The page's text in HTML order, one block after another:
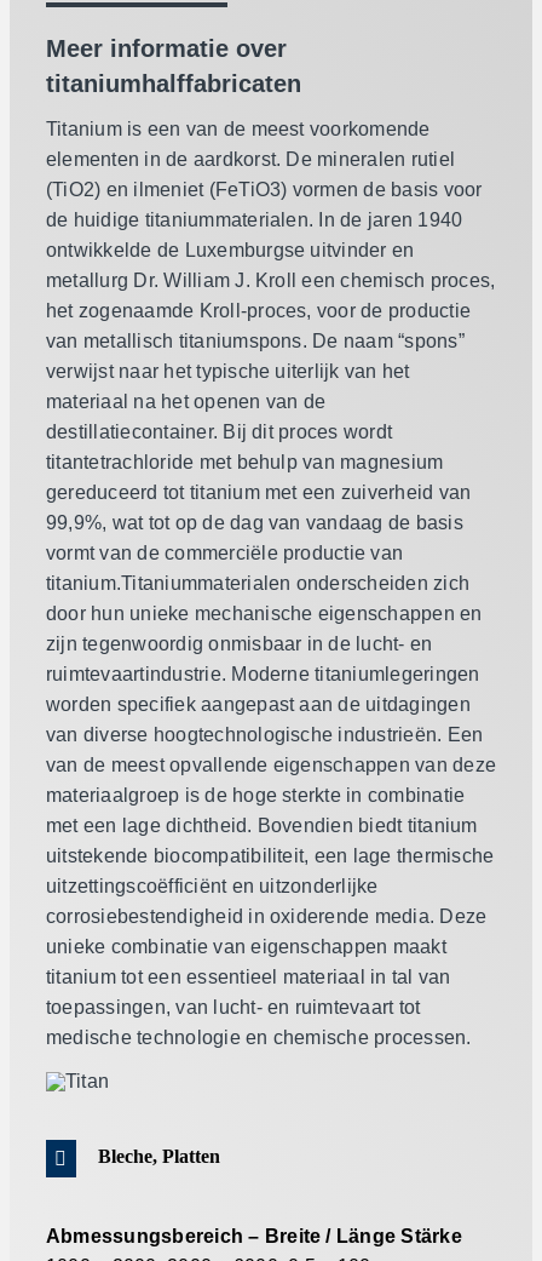
Meer informatie over
titaniumhalffabricaten
Titanium is een van de meest voorkomende
elementen in de aardkorst. De mineralen rutiel
(TiO2) en ilmeniet (FeTiO3) vormen de basis voor
de huidige titaniummaterialen. In de jaren 1940
ontwikkelde de Luxemburgse uitvinder en
metallurg Dr. William J. Kroll een chemisch proces,
het zogenaamde Kroll-proces, voor de productie
van metallisch titaniumspons. De naam “spons”
verwijst naar het typische uiterlijk van het
materiaal na het openen van de
destillatiecontainer. Bij dit proces wordt
titantetrachloride met behulp van magnesium
gereduceerd tot titanium met een zuiverheid van
99,9%, wat tot op de dag van vandaag de basis
vormt van de commerciële productie van
titanium.Titaniummaterialen onderscheiden zich
door hun unieke mechanische eigenschappen en
zijn tegenwoordig onmisbaar in de lucht- en
ruimtevaartindustrie. Moderne titaniumlegeringen
worden specifiek aangepast aan de uitdagingen
van diverse hoogtechnologische industrieën. Een
van de meest opvallende eigenschappen van deze
materiaalgroep is de hoge sterkte in combinatie
met een lage dichtheid. Bovendien biedt titanium
uitstekende biocompatibiliteit, een lage thermische
uitzettingscoëfficiënt en uitzonderlijke
corrosiebestendigheid in oxiderende media. Deze
unieke combinatie van eigenschappen maakt
titanium tot een essentieel materiaal in tal van
toepassingen, van lucht- en ruimtevaart tot
medische technologie en chemische processen.
Bleche, Platten
Abmessungsbereich – Breite / Länge Stärke